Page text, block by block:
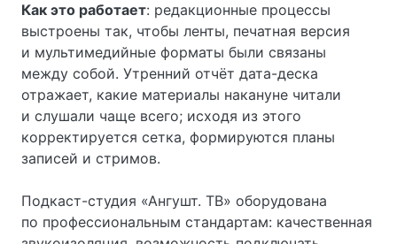
Как это работает: редакционные процессы
выстроены так, чтобы ленты, печатная версия
и мультимедийные форматы были связаны
между собой. Утренний отчёт дата-деска
отражает, какие материалы накануне читали
и слушали чаще всего; исходя из этого
корректируется сетка, формируются планы
записей и стримов.
Подкаст-студия «Ангушт. ТВ» оборудована
по профессиональным стандартам: качественная